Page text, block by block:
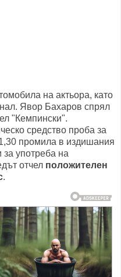
на актьора, като
Явор Бахаров спрял
"Кемпински".
средство проба за
промила в издишания
за употреба на
отчел положителен
.